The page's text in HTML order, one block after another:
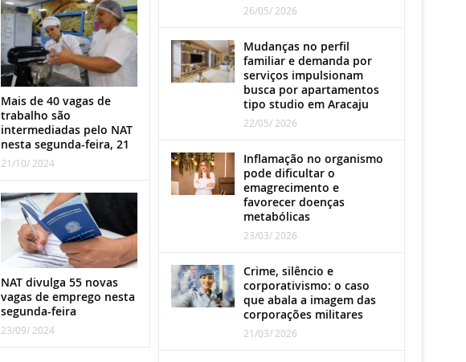
Mais de 40 vagas de
trabalho são
intermediadas pelo NAT
nesta segunda-feira, 21
21/10/ 2024
NAT divulga 55 novas
vagas de emprego nesta
segunda-feira
23/09/ 2024
26/05/ 2026
Mudanças no perfil
familiar e demanda por
serviços impulsionam
busca por apartamentos
tipo studio em Aracaju
22/05/ 2026
Inflamação no organismo
pode dificultar o
emagrecimento e
favorecer doenças
metabólicas
23/03/ 2026
Crime, silêncio e
corporativismo: o caso
que abala a imagem das
corporações militares
21/03/ 2026